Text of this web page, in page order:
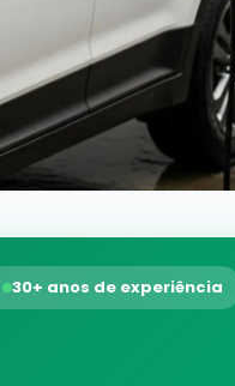
30+ anos de experiência